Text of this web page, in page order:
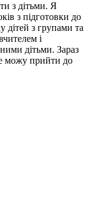
з дітьми. Я
з підготовки до
дітей з групами та
і
дітьми. Зараз
можу прийти до